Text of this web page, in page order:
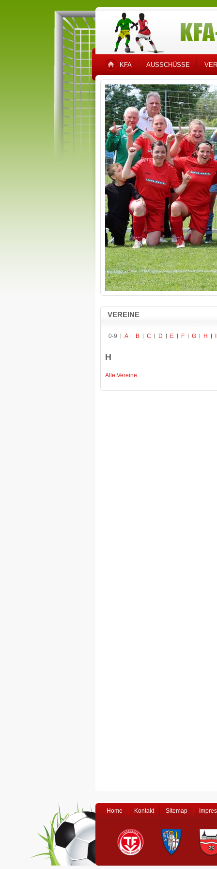
KFA AUSSCHÜSSE
VEREINE
0-9 A B C D E F G H
H
Alle Vereine
Home Kontakt Sitemap